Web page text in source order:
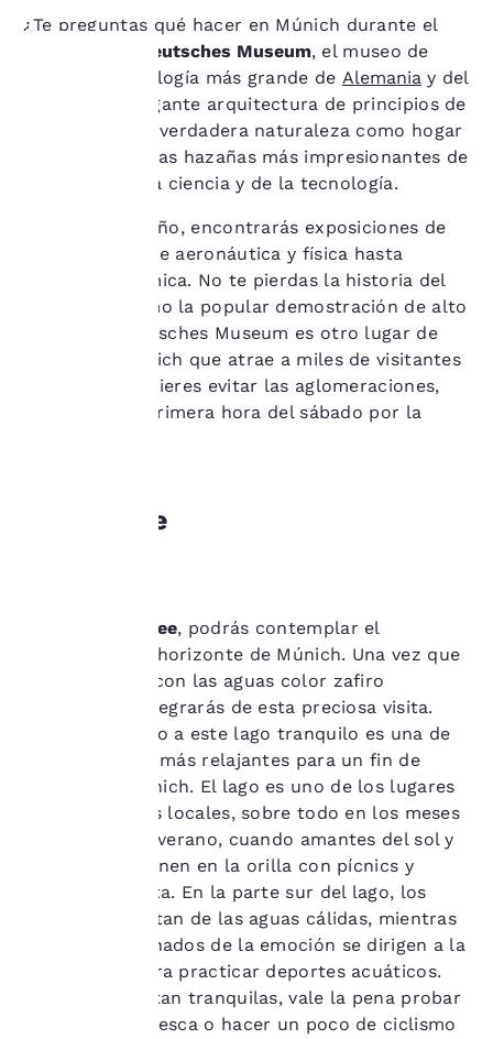
¿Te preguntas qué hacer en Múnich durante el
Deutsches Museum, el museo de
ciencia y tecnología más grande de Alemaniay del
mundo. Su elegante arquitectura de principios de
siglo oculta su verdadera naturaleza como hogar
de algunas de las hazañas más impresionantes de
la historia de la ciencia y de la tecnología.
A lo largo del año, encontrarás exposiciones de
todo tipo, desde aeronáutica y física hasta
música y cerámica. No te pierdas la historia del
museo, así como la popular demostración de alto
voltaje. El Deutsches Museum es otro lugar de
interés en Múnich que atrae a miles de visitantes
cada año. Si quieres evitar las aglomeraciones,
dirígete allí a primera hora del sábado por la
Feringasee
Feringasee, podrás contemplar el
impresionante horizonte de Múnich. Una vez que
te encuentres con las aguas color zafiro
perfectas, te alegrarás de esta preciosa visita.
Descansar junto a este lago tranquilo es una de
las actividades más relajantes para un fin de
semana en Múnich. El lago es uno de los lugares
favoritos de los locales, sobre todo en los meses
y verano, cuando amantes del sol y
bañistas se reúnen en la orilla con pícnics y
juegos de pelota. En la parte sur del lago, los
bañistas disfrutan de las aguas cálidas, mientras
que los apasionados de la emoción se dirigen a la
costa norte para practicar deportes acuáticos.
Con las aguas tan tranquilas, vale la pena probar
suerte con la pesca o hacer un poco de ciclismo
mejorando nuestros
Puedes cambiar
ajustes en cualquier